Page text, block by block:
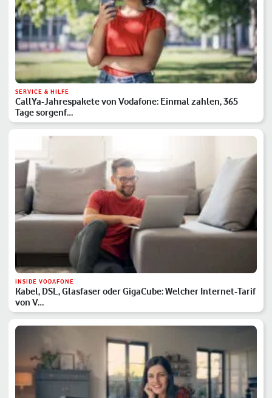
SERVICE & HILFE
CallYa-Jahrespakete von Vodafone: Einmal zahlen, 365
Tage sorgenf…
INSIDE VODAFONE
Kabel, DSL, Glasfaser oder GigaCube: Welcher Internet-Tarif
von V…